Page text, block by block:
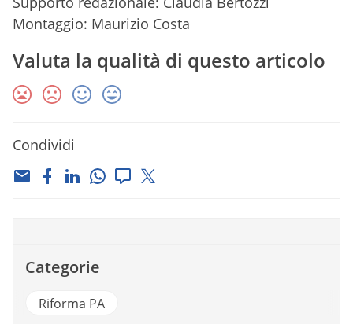
Montaggio: Maurizio Costa
Valuta la qualità di questo articolo
Condividi
Categorie
Riforma PA